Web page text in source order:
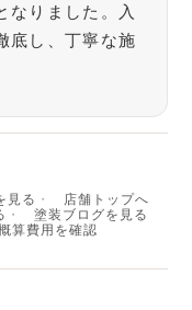
なりました。入
底し、丁寧な施
見る
店舗トップへ
塗装ブログを見る
算費用を確認